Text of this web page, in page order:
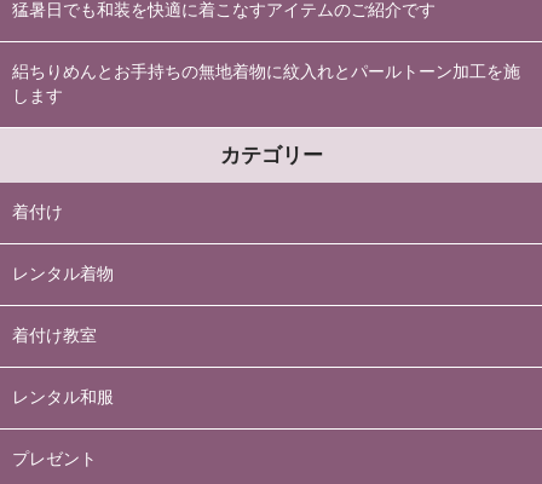
猛暑日でも和装を快適に着こなすアイテムのご紹介です
絽ちりめんとお手持ちの無地着物に紋入れとパールトーン加工を施
します
カテゴリー
着付け
レンタル着物
着付け教室
レンタル和服
プレゼント